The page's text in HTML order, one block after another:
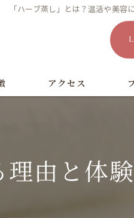
「ハーブ蒸し」とは？温活や美
アクセス
由と体